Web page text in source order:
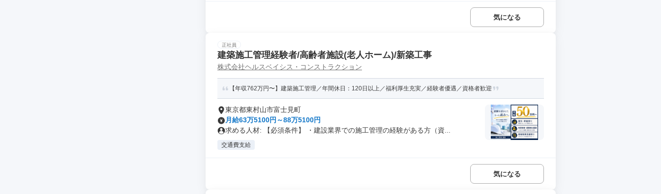
気になる
正社員
建築施工管理経験者/高齢者施設(老人ホーム)/新築工事
株式会社ヘルスベイシス・コンストラクション
【年収762万円〜】建築施工管理／年間休日：120日以上／福利厚生充実／経験者優遇／資格者歓迎
東京都東村山市富士見町
月給63万5100円～88万5100円
求める人材: 【必須条件】 ・建設業界での施工管理の経験がある方（資...
交通費支給
気になる